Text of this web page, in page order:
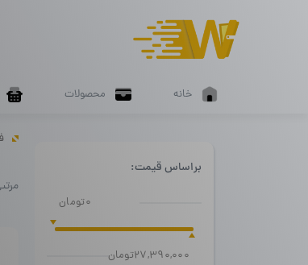
خانه محصولات
براساس قیمت:
0تومان
27,390,000تومان